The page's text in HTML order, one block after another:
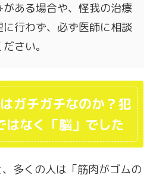
ある場合や、怪我の治療
行わず、必ず医師に相談
さい。
ガチガチなのか？犯
はなく「脳」でした
、多くの人は「筋肉がゴムの